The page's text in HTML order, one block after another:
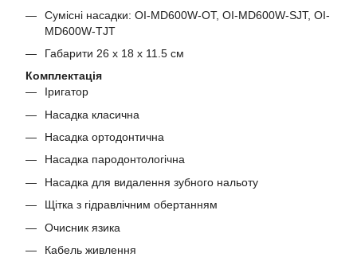
Сумісні насадки: OI-MD600W-OT, OI-MD600W-SJT, OI-
MD600W-TJT
Габарити 26 х 18 х 11.5 см
Комплектація
Іригатор
Насадка класична
Насадка ортодонтична
Насадка пародонтологічна
Насадка для видалення зубного нальоту
Щітка з гідравлічним обертанням
Очисник язика
Кабель живлення